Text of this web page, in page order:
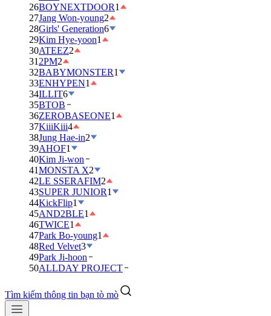
26BOYNEXTDOOR1
27Jang Won-young2
28Girls' Generation6
29Kim Hye-yoon1
30ATEEZ2
31 2PM2
32BABYMONSTER1
33ENHYPEN1
34ILLIT6
35BTOB
36ZEROBASEONE1
37KiiiKiii4
38Jung Hae-in2
39AHOF1
40Kim Ji-won
41MONSTA X2
42LE SSERAFIM2
43SUPER JUNIOR1
44KickFlip1
45AND2BLE1
46TWICE1
47Park Bo-young1
48Red Velvet3
49Park Ji-hoon
50ALLDAY PROJECT
Tìm kiếm thông tin bạn tò mò